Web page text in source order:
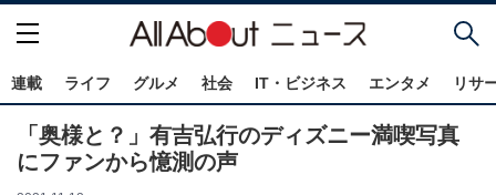
連載 ライフ グルメ 社会 IT・ビジネス エンタメ リサ
「奥様と？」有吉弘行のディズニー満喫写真
にファンから憶測の声